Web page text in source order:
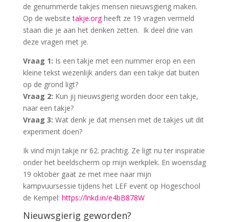
de genummerde takjes mensen nieuwsgierig maken.
Op de websitetakje.orgheeft ze 19 vragen vermeld
staan die je aan het denken zetten. Ik deel drie van
deze vragen met je.
Vraag 1: Is een takje met een nummer erop en een
kleine tekst wezenlijk anders dan een takje dat buiten
op de grond ligt?
Vraag 2: Kun jij nieuwsgierig worden door een takje,
naar een takje?
Vraag 3: Wat denk je dat mensen met de takjes uit dit
experiment doen?
Ik vind mijn takje nr 62. prachtig. Ze ligt nu ter inspiratie
onder het beeldscherm op mijn werkplek. En woensdag
19 oktober gaat ze met mee naar mijn
kampvuursessie tijdens het LEF event op Hogeschool
de Kempel: https://lnkd.in/e4bB878W
Nieuwsgierig geworden?